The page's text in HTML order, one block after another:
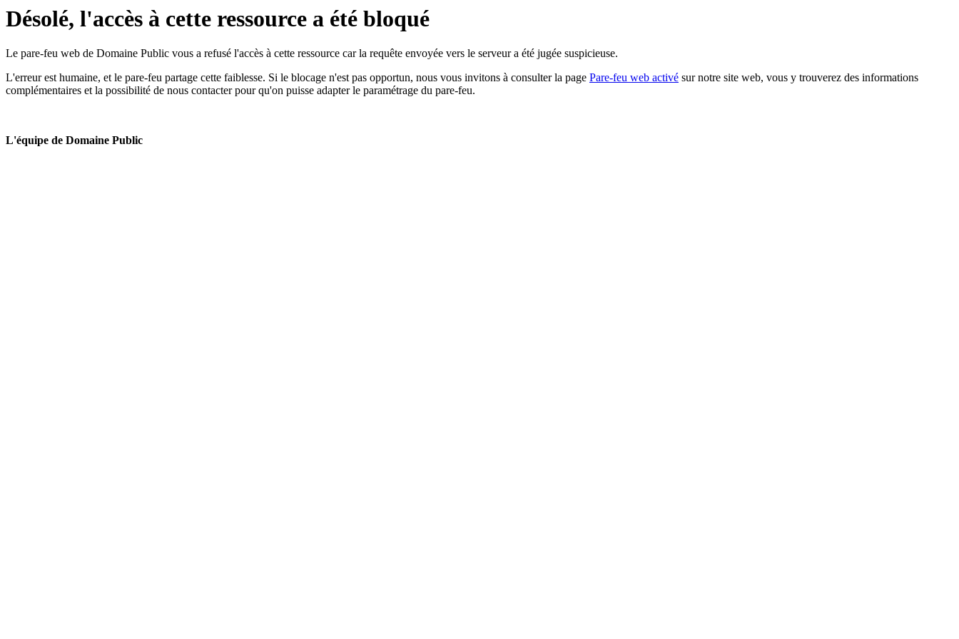
Désolé, l'accès à cette ressource a été bloqué
Le pare-feu web de Domaine Public vous a refusé l'accès à cette ressource car la requête envoyée vers le serveur a été jugée suspicieuse.
L'erreur est humaine, et le pare-feu partage cette faiblesse. Si le blocage n'est pas opportun, nous vous invitons à consulter la page Pare-feu web activé sur notre site web, vous y trouverez des informations
complémentaires et la possibilité de nous contacter pour qu'on puisse adapter le paramétrage du pare-feu.
L'équipe de Domaine Public